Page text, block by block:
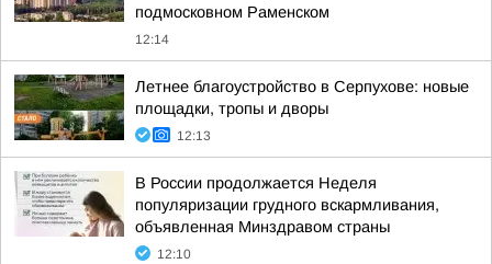
подмосковном Раменском
12:14
Летнее благоустройство в Серпухове: новые
площадки, тропы и дворы
12:13
В России продолжается Неделя
популяризации грудного вскармливания,
объявленная Минздравом страны
12:10